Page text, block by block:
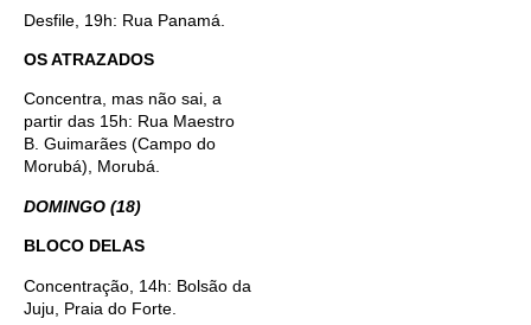
Desfile, 19h: Rua Panamá.
OS ATRAZADOS
Concentra, mas não sai, a
partir das 15h: Rua Maestro
B. Guimarães (Campo do
Morubá), Morubá.
DOMINGO (18)
BLOCO DELAS
Concentração, 14h: Bolsão da
Juju, Praia do Forte.